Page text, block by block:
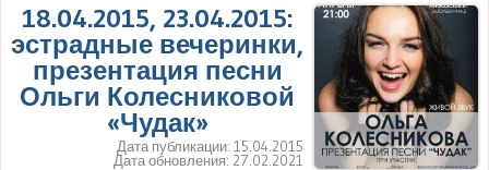
18.04.2015, 23.04.2015:
эстрадные вечеринки,
презентация песни
Ольги Колесниковой
«Чудак»
Дата публикации: 15.04.2015
Дата обновления: 27.02.2021